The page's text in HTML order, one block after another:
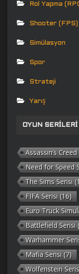
Rol Yapma
Shooter (FPS)
Simülasyon
Spor
Strateji
Yarış
OYUN
Assassin’s
Need for Speed
The Sims Serisi
FIFA Serisi (16)
Euro Truck
Battlefield Serisi
Warhammer
Mafia Serisi (7)
Wolfenstein